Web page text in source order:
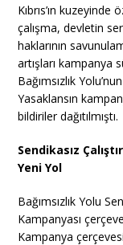
Kıbrıs’ın
çalışma, devletin
haklarının
artışları kampanya
Bağımsızlık
Yasaklansın
bildiriler dağıtılmıştı.
Sendikasız
Yeni Yol
Bağımsızlık Yolu
Kampanyası
Kampanya